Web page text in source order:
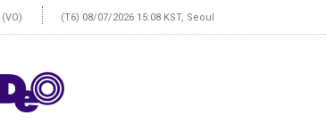
(T6) 08/07/2026 15:08 KST, Seoul